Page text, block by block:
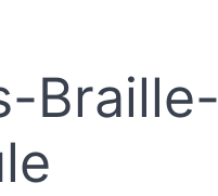
Braille-